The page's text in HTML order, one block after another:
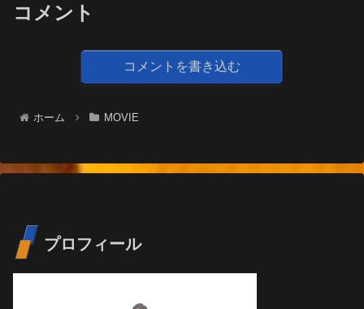
コメント
コメントを書き込む
ホーム MOVIE
プロフィール